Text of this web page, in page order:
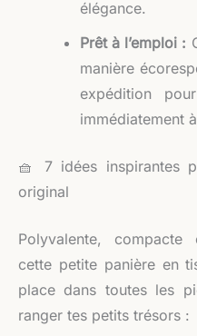
élégance.
Prêt à l’emploi :
manière
expédition
immédiatement
🧺 7 idées inspirantes
original
Polyvalente, compacte
cette petite panière en
place dans toutes les
ranger tes petits trésors :